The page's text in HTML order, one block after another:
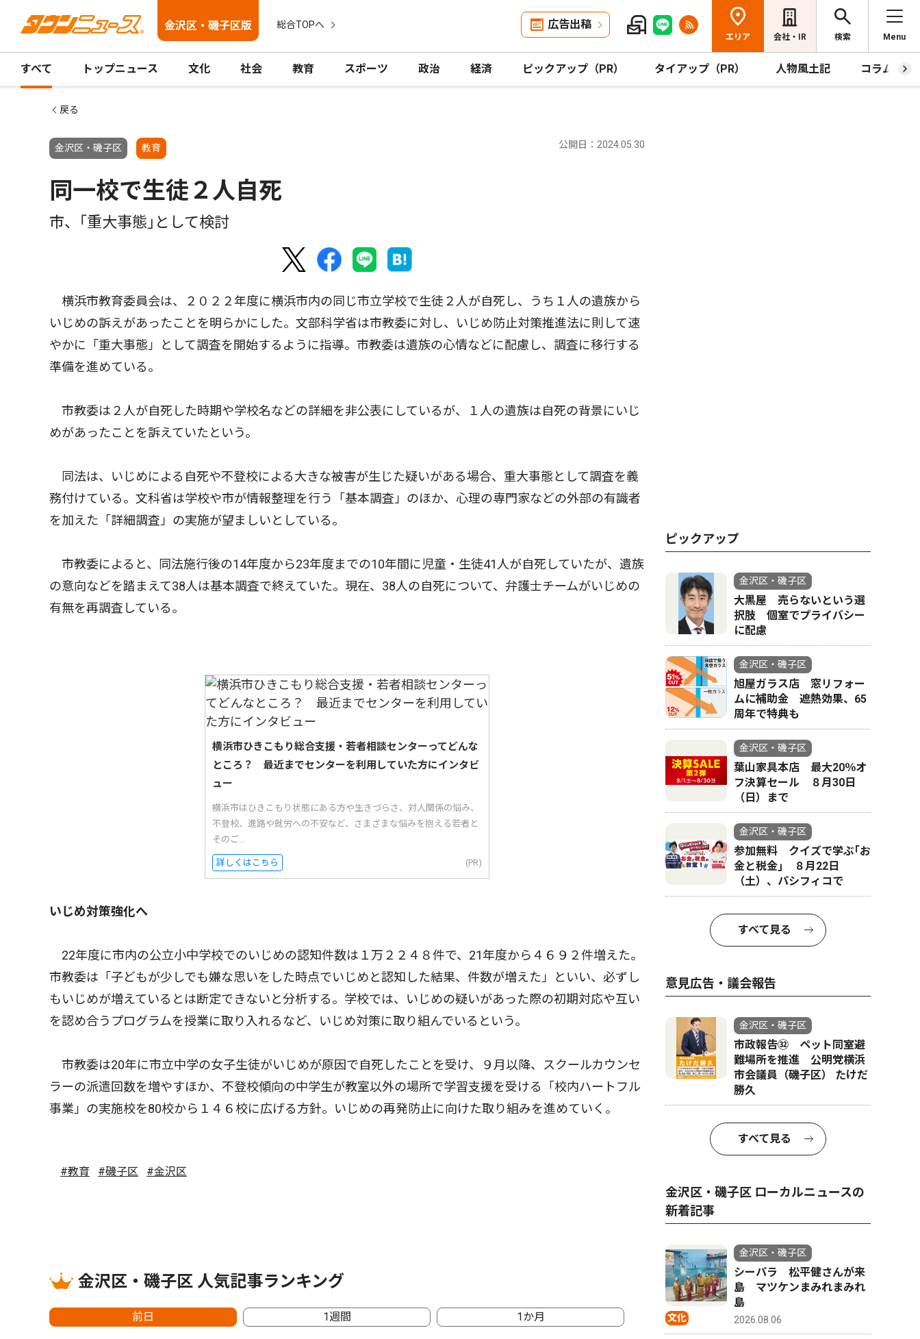
金沢区・磯子区版 総合TOPへ 広告出稿
エリア 会社・IR 検索 Menu
すべて トップニュース 文化 社会 教育 スポーツ 政治 経済 ピックアップ（PR） タイアップ（PR） 人物風土記 コラム
戻る
金沢区・磯子区 教育 公開日：2024.05.30
同一校で生徒２人自死
市、｢重大事態｣として検討
横浜市教育委員会は、２０２２年度に横浜市内の同じ市立学校で生徒２人が自死し、うち１人の遺族から
いじめの訴えがあったことを明らかにした。文部科学省は市教委に対し、いじめ防止対策推進法に則して速
やかに「重大事態」として調査を開始するように指導。市教委は遺族の心情などに配慮し、調査に移行する
準備を進めている。
市教委は２人が自死した時期や学校名などの詳細を非公表にしているが、１人の遺族は自死の背景にいじ
めがあったことを訴えていたという。
同法は、いじめによる自死や不登校による大きな被害が生じた疑いがある場合、重大事態として調査を義
務付けている。文科省は学校や市が情報整理を行う「基本調査」のほか、心理の専門家などの外部の有識者
を加えた「詳細調査」の実施が望ましいとしている。
市教委によると、同法施行後の14年度から23年度までの10年間に児童・生徒41人が自死していたが、遺族
の意向などを踏まえて38人は基本調査で終えていた。現在、38人の自死について、弁護士チームがいじめの
有無を再調査している。
横浜市ひきこもり総合支援・若者相談センターってどんな
ところ？ 最近までセンターを利用していた方にインタビ
ュー
横浜市はひきこもり状態にある方や生きづらさ、対人関係の悩み、
不登校、進路や就労への不安など、さまざまな悩みを抱える若者と
そのご...
詳しくはこちら (PR)
いじめ対策強化へ
22年度に市内の公立小中学校でのいじめの認知件数は１万２２４８件で、21年度から４６９２件増えた。
市教委は「子どもが少しでも嫌な思いをした時点でいじめと認知した結果、件数が増えた」といい、必ずし
もいじめが増えているとは断定できないと分析する。学校では、いじめの疑いがあった際の初期対応や互い
を認め合うプログラムを授業に取り入れるなど、いじめ対策に取り組んでいるという。
市教委は20年に市立中学の女子生徒がいじめが原因で自死したことを受け、９月以降、スクールカウンセ
ラーの派遣回数を増やすほか、不登校傾向の中学生が教室以外の場所で学習支援を受ける「校内ハートフル
事業」の実施校を80校から１４６校に広げる方針。いじめの再発防止に向けた取り組みを進めていく。
#教育 #磯子区 #金沢区
金沢区・磯子区 人気記事ランキング
前日 1週間 1か月
ピックアップ
金沢区・磯子区
大黒屋 売らないという選
択肢 個室でプライバシー
に配慮
金沢区・磯子区
旭屋ガラス店 窓リフォー
ムに補助金 遮熱効果、65
周年で特典も
金沢区・磯子区
葉山家具本店 最大20％オ
フ決算セール ８月30日
（日）まで
金沢区・磯子区
参加無料 クイズで学ぶ｢お
金と税金｣ ８月22日
（土）、パシフィコで
すべて見る
意見広告・議会報告
金沢区・磯子区
市政報告㉜ ペット同室避
難場所を推進 公明党横浜
市会議員（磯子区） たけだ
勝久
すべて見る
金沢区・磯子区 ローカルニュースの
新着記事
文化
金沢区・磯子区
シーパラ 松平健さんが来
島 マツケンまみれまみれ
島
2026.08.06